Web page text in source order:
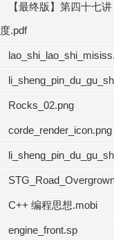
【最终版】第四十七
度.pdf
Rocks_02.png
corde_render_icon.png
C++ 编程思想.mobi
engine_front.sp